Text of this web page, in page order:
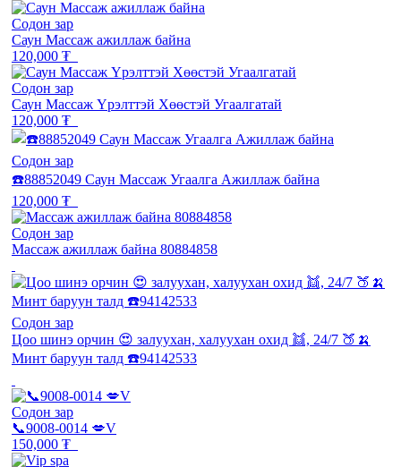
Содон зар
Саун Массаж ажиллаж байна
120,000 ₮
Содон зар
Саун Массаж Үрэлттэй Хөөстэй Угаалгатай
120,000 ₮
Содон зар
☎️88852049 Саун Массаж Угаалга Ажиллаж байна
120,000 ₮
Содон зар
Массаж ажиллаж байна 80884858
Содон зар
Цоо шинэ орчин 😍 залуухан, халуухан охид 👯, 24/7 🍑🍌
Минт баруун талд ☎️94142533
Содон зар
📞9008-0014 💋V
150,000 ₮